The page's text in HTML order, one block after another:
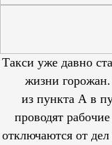
Такси уже давно
жизни
из пункта А в
проводят
отключаются от